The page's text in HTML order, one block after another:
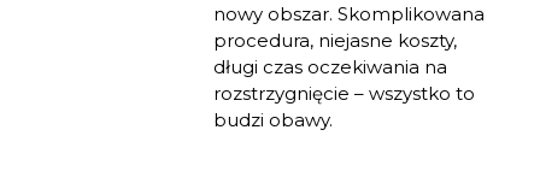
nowy obszar. Skomplikowana
procedura, niejasne koszty,
długi czas oczekiwania na
rozstrzygnięcie – wszystko to
budzi obawy.